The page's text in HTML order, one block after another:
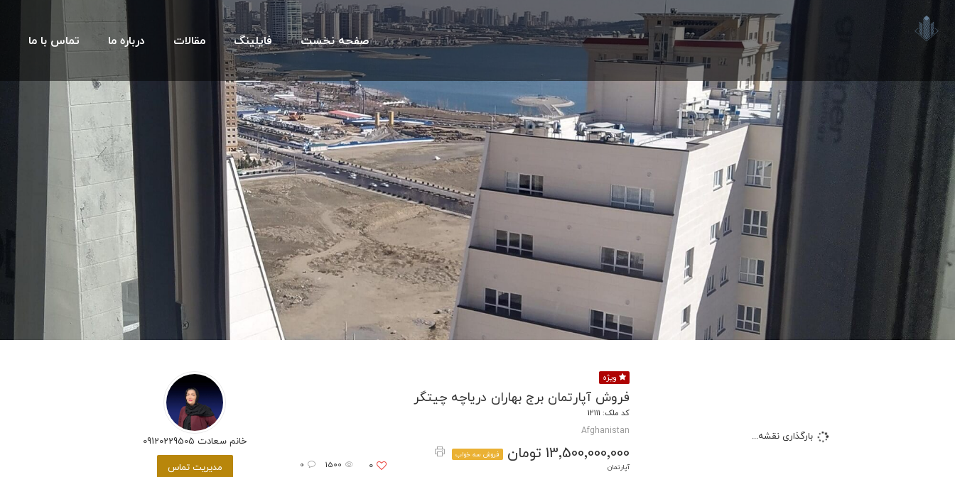
صفحه نخست فایلینگ مقالات درباره ما تماس با ما
بارگذاری نقشه...
ویژه
فروش آپارتمان برج بهاران دریاچه چیتگر
کد ملک: 12111
Afghanistan
13٬500٬000٬000 تومان
فروش سه خواب
آپارتمان
1500
0 0
خانم سعادت 09120229505
مدیریت تماس